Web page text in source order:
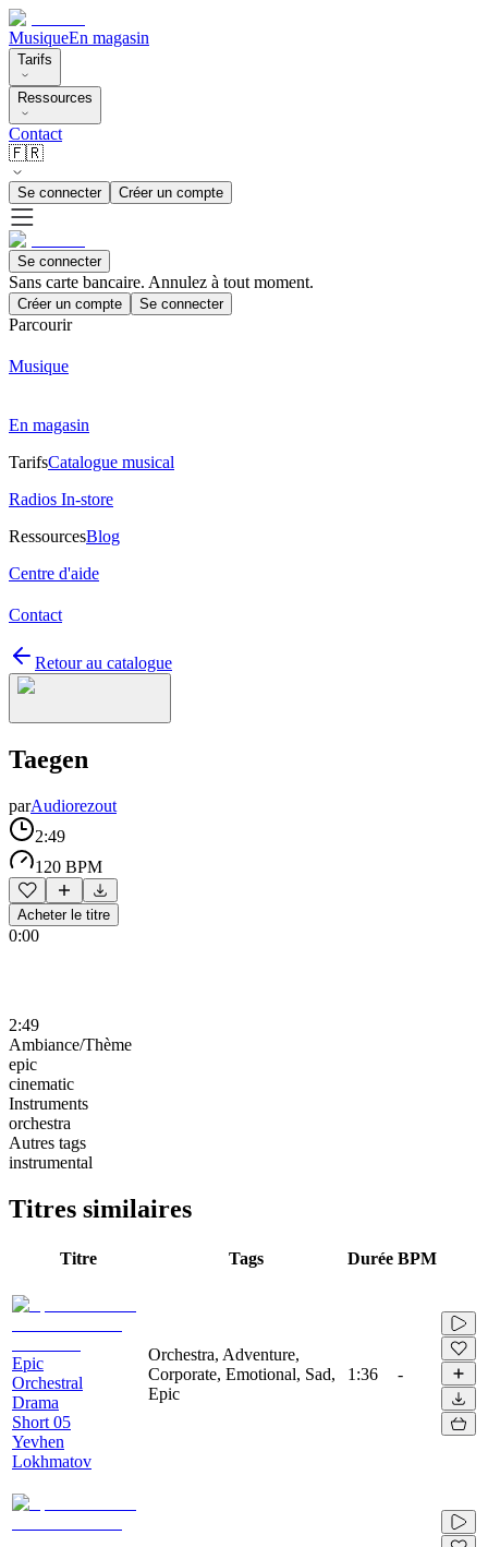
MusiqueEn magasin
Tarifs
Ressources
Contact
🇫🇷
Se connecter Créer un compte
Se connecter
Sans carte bancaire. Annulez à tout moment.
Créer un compte Se connecter
Parcourir
Musique
En magasin
TarifsCatalogue musical
Radios In-store
RessourcesBlog
Centre d'aide
Contact
Retour au catalogue
Taegen
parAudiorezout
2:49
120 BPM
Acheter le titre
0:00
2:49
Ambiance/Thème
epic
cinematic
Instruments
orchestra
Autres tags
instrumental
Titres similaires
Titre Tags Durée BPM
Epic
Orchestral
Drama
Short 05
Yevhen
Lokhmatov
Orchestra, Adventure,
Corporate, Emotional, Sad,
Epic
1:36 -